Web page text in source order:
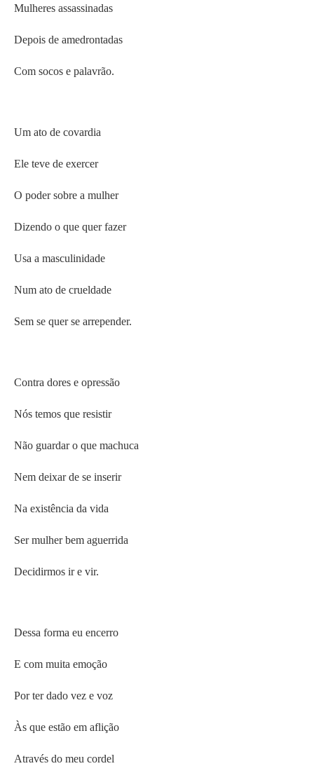
Mulheres assassinadas
Depois de amedrontadas
Com socos e palavrão.
Um ato de covardia
Ele teve de exercer
O poder sobre a mulher
Dizendo o que quer fazer
Usa a masculinidade
Num ato de crueldade
Sem se quer se arrepender.
Contra dores e opressão
Nós temos que resistir
Não guardar o que machuca
Nem deixar de se inserir
Na existência da vida
Ser mulher bem aguerrida
Decidirmos ir e vir.
Dessa forma eu encerro
E com muita emoção
Por ter dado vez e voz
Às que estão em aflição
Através do meu cordel